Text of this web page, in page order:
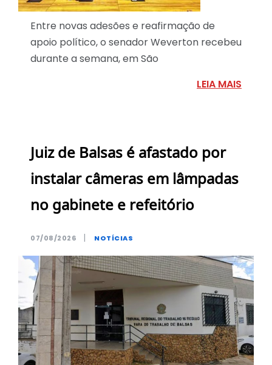
Entre novas adesões e reafirmação de
apoio político, o senador Weverton recebeu
durante a semana, em São
LEIA MAIS
Juiz de Balsas é afastado por
instalar câmeras em lâmpadas
no gabinete e refeitório
07/08/2026 | NOTÍCIAS